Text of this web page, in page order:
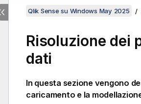
Qlik Sense su Windows May 2025
Risoluzione dei
dati
In questa sezione vengono
caricamento e la